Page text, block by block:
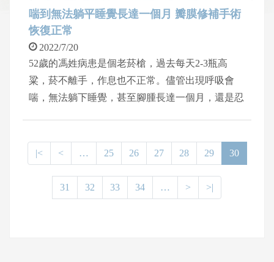
喘到無法躺平睡覺長達一個月 瓣膜修補手術
恢復正常
2022/7/20
52歲的馮姓病患是個老菸槍，過去每天2-3瓶高
粱，菸不離手，作息也不正常。儘管出現呼吸會
喘，無法躺下睡覺，甚至腳腫長達一個月，還是忍
師立刻給予強心劑搶救，再由心臟外科主任翁啟峰
診斷，病患罹患重度的心臟瓣膜逆流，且已合併心
臟腎臟衰竭症候群，甚至到需要洗腎的程度。經過
翁啟峰為病患施行心臟二尖瓣膜及三尖瓣膜修補手
|< < … 25 26 27 28 29 30
31 32 33 34 … > >|